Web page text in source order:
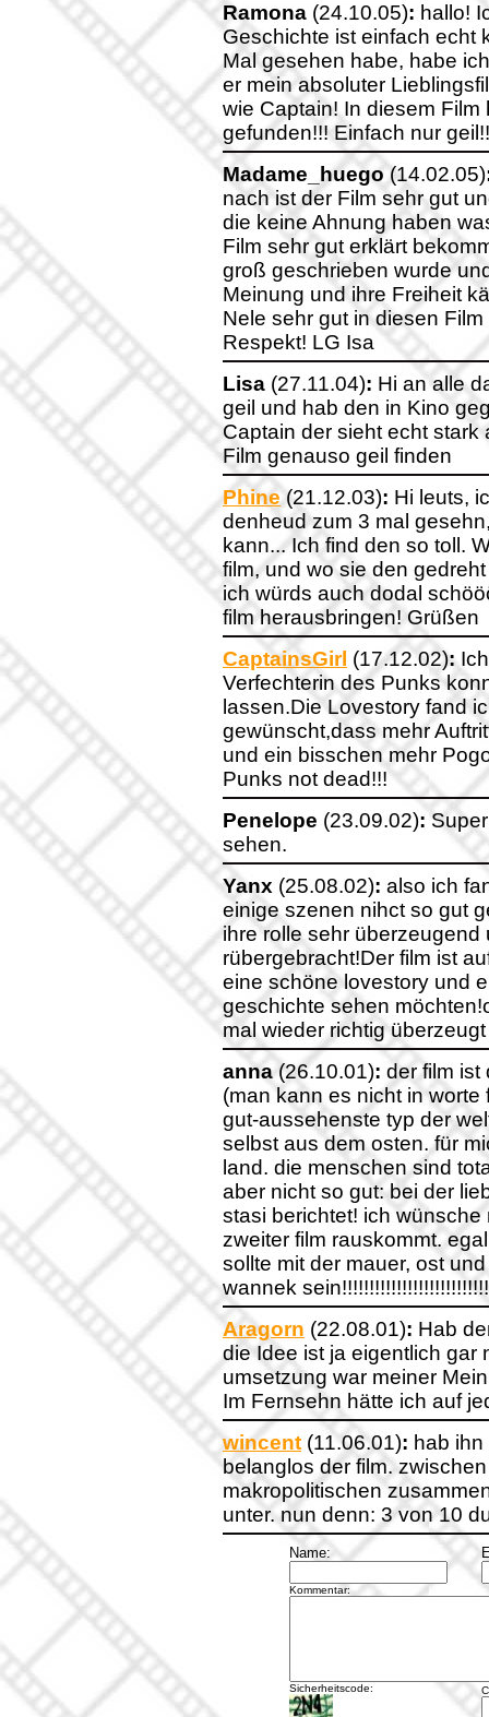
Ramona (24.10.05): hallo!
Geschichte ist einfach echt
Mal gesehen habe, habe
er mein absoluter
wie Captain! In diesem
gefunden!!! Einfach nur
Madame_huego(14.02.05)
nach ist der Film sehr gut
die keine Ahnung haben
Film sehr gut erklärt
groß geschrieben wurde
Meinung und ihre Freiheit
Nele sehr gut in diesen
Respekt! LG Isa
Lisa (27.11.04): Hi an alle
geil und hab den in Kino
Captain der sieht echt
Film genauso geil finden
Phine (21.12.03): Hi leuts,
denheud zum 3 mal
kann... Ich find den so toll.
film, und wo sie den
ich würds auch dodal
film herausbringen! Grüßen
CaptainsGirl (17.12.02):
Verfechterin des Punks
lassen.Die Lovestory fand
gewünscht,dass mehr
und ein bisschen mehr
Punks not dead!!!
Penelope (23.09.02):
sehen.
Yanx (25.08.02): also ich
einige szenen nihct so gut
ihre rolle sehr
rübergebracht!Der film ist
eine schöne lovestory und
geschichte sehen
mal wieder richtig
anna (26.10.01): der film ist
(man kann es nicht in
gut-aussehenste typ der
selbst aus dem osten. für
land. die menschen sind
aber nicht so gut: bei der
stasi berichtet! ich
zweiter film rauskommt.
sollte mit der mauer, ost
wannek
Aragorn (22.08.01): Hab
die Idee ist ja eigentlich gar
umsetzung war meiner
Im Fernsehn hätte ich auf
wincent (11.06.01): hab
belanglos der film.
makropolitischen
unter. nun denn: 3 von 10
Name:
Kommentar:
Sicherheitscode: